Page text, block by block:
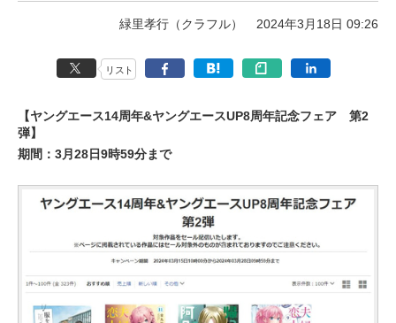
緑里孝行（クラフル） 2024年3月18日 09:26
リスト
【ヤングエース14周年&ヤングエースUP8周年記念フェア 第2
弾】
期間：3月28日9時59分まで